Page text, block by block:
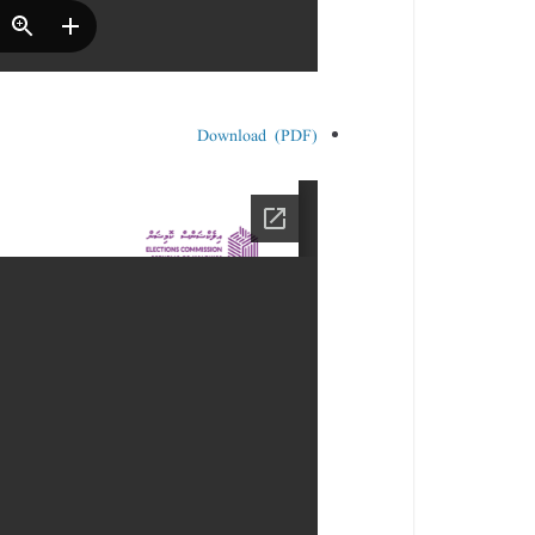
Download (PDF)